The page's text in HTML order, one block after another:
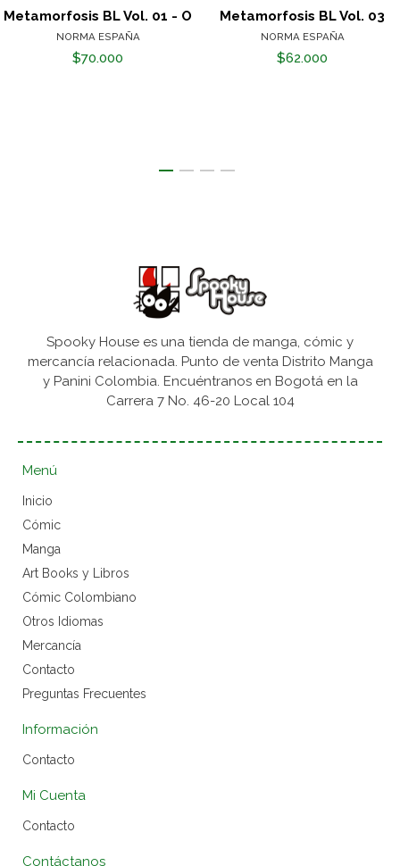
Metamorfosis BL Vol. 01 - O
NORMA ESPAÑA
$70.000
Metamorfosis BL Vol. 03
NORMA ESPAÑA
$62.000
Spooky House es una tienda de manga, cómic y
mercancía relacionada. Punto de venta Distrito Manga
y Panini Colombia. Encuéntranos en Bogotá en la
Carrera 7 No. 46-20 Local 104
Menú
Inicio
Cómic
Manga
Art Books y Libros
Cómic Colombiano
Otros Idiomas
Mercancía
Contacto
Preguntas Frecuentes
Información
Contacto
Mi Cuenta
Contacto
Contáctanos